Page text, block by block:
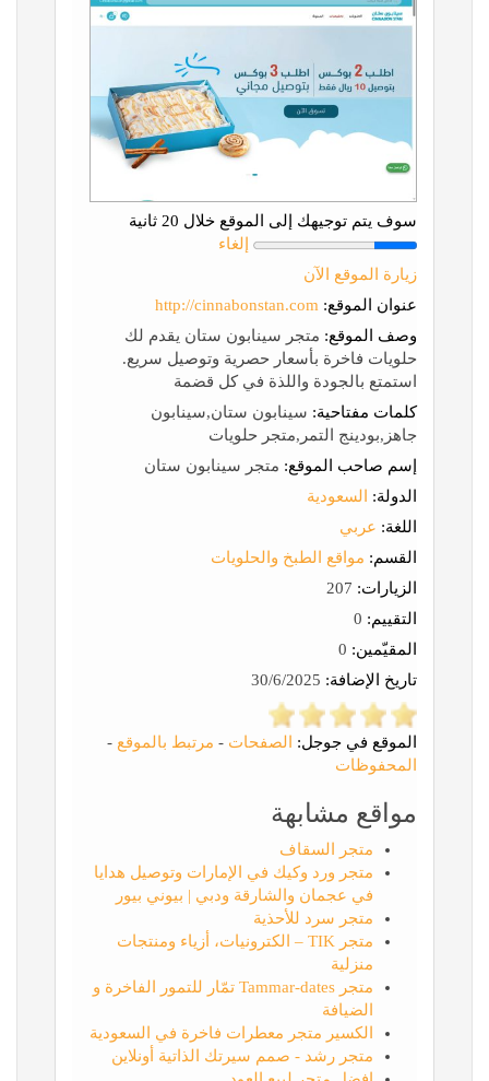
سوف يتم توجيهك إلى الموقع خلال 20 ثانية
إلغاء
زيارة الموقع الآن
عنوان الموقع: http://cinnabonstan.com
وصف الموقع: متجر سينابون ستان يقدم لك
حلويات فاخرة بأسعار حصرية وتوصيل سريع.
استمتع بالجودة واللذة في كل قضمة
كلمات مفتاحية: سينابون ستان,سينابون
جاهز,بودينج التمر,متجر حلويات
إسم صاحب الموقع: متجر سينابون ستان
الدولة:
السعودية
اللغة: عربي
القسم: مواقع الطبخ والحلويات
الزيارات:
التقييم:
المقيّمين:
تاريخ الإضافة:
الموقع في جوجل: الصفحات - مرتبط بالموقع -
المحفوظات
مواقع مشابهة
متجر السقاف
متجر ورد وكيك في الإمارات وتوصيل هدايا
في عجمان والشارقة ودبي | بيوني بيور
متجر سرد للأحذية
متجر TIK – الكترونيات، أزياء ومنتجات
منزلية
متجر Tammar-dates تمّار للتمور الفاخرة و
الضيافة
الكسير متجر معطرات فاخرة في السعودية
متجر رشد - صمم سيرتك الذاتية أونلاين